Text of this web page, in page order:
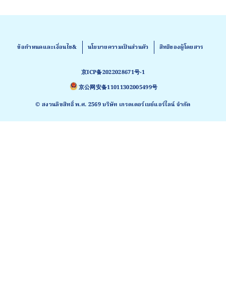
ข้อกําหนดและเงื่อนไข& นโยบายความเป็นส่วนตัว สิทธิของผู้โดยสาร
京ICP备2022028671号-1
京公网安备11011302005499号
© สงวนลิขสิทธิ์ พ.ศ. 2569 บริษัท เกรตเตอร์เบย์แอร์ไลน์ จำกัด